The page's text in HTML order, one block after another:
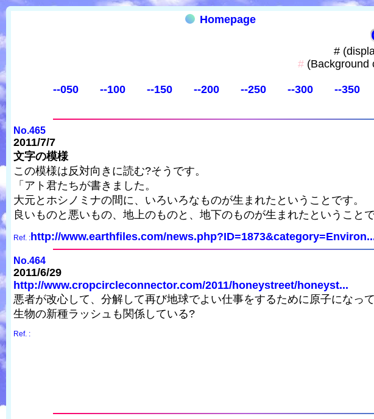
Homepage
#
# (Background
--050 --100 --150 --200 --250 --300 --350
No.465
2011/7/7
文字の模様
この模様は反対向きに読む?そうです。
「アト君たちが書きました。
大元とホシノミナの間に、いろいろなものが生まれたということです。
良いものと悪いもの、地上のものと、地下のものが生まれたということで
Ref. : http://www.earthfiles.com/
No.464
2011/6/29
http://www.cropcircleconnector.com/2011/honeystreet/honeyst...
悪者が改心して、分解して再び地球でよい仕事をするために原子になっ
生物の新種ラッシュも関係している?
Ref. :